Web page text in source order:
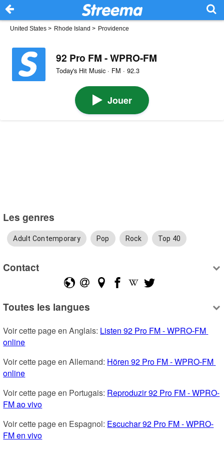
United States > Rhode Island > Providence
92 Pro FM - WPRO-FM
Today's Hit Music · FM · 92.3
Jouer
Les genres
Adult Contemporary Pop Rock Top 40
Contact
Toutes les langues
Voir cette page en Anglais: Listen 92 Pro FM - WPRO-FM
online
Voir cette page en Allemand: Hören 92 Pro FM - WPRO-FM
online
Voir cette page en Portugais: Reproduzir 92 Pro FM - WPRO-
FM ao vivo
Voir cette page en Espagnol: Escuchar 92 Pro FM - WPRO-
FM en vivo